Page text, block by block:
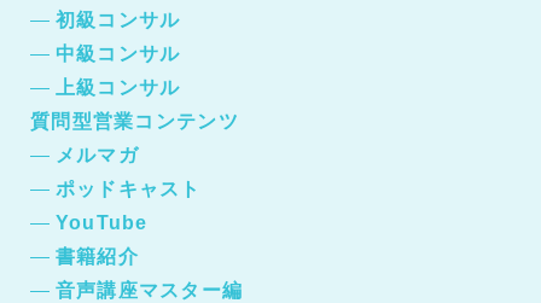
初級コンサル
中級コンサル
上級コンサル
質問型営業コンテンツ
メルマガ
ポッドキャスト
YouTube
書籍紹介
音声講座マスター編